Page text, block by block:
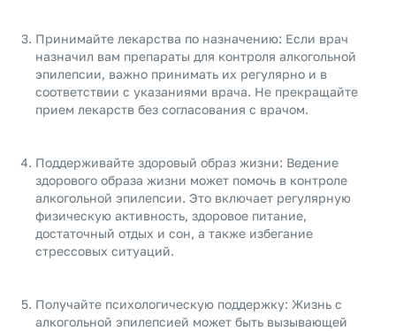
Принимайте лекарства по назначению: Если врач
назначил вам препараты для контроля алкогольной
эпилепсии, важно принимать их регулярно и в
соответствии с указаниями врача. Не прекращайте
прием лекарств без согласования с врачом.
Поддерживайте здоровый образ жизни: Ведение
здорового образа жизни может помочь в контроле
алкогольной эпилепсии. Это включает регулярную
физическую активность, здоровое питание,
достаточный отдых и сон, а также избегание
стрессовых ситуаций.
Получайте психологическую поддержку: Жизнь с
алкогольной эпилепсией может быть вызывающей